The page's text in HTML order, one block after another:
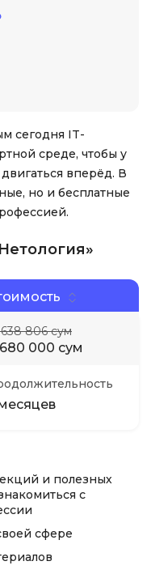
сегодня IT-
среде, чтобы у
вперёд. В
но и бесплатные
638 806 сум
680 000 сум
и полезных
с
сфере